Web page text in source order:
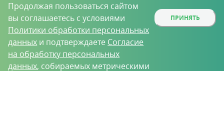
Продолжая пользоваться сайтом
вы соглашаетесь с условиями
Политики обработки персональных
данных и подтверждаете Согласие
на обработку персональных
данных, собираемых метрическими
ПРИНЯТЬ